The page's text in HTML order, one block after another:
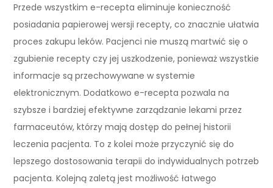
Przede wszystkim e-recepta eliminuje konieczność
posiadania papierowej wersji recepty, co znacznie ułatwia
proces zakupu leków. Pacjenci nie muszą martwić się o
zgubienie recepty czy jej uszkodzenie, ponieważ wszystkie
informacje są przechowywane w systemie
elektronicznym. Dodatkowo e-recepta pozwala na
szybsze i bardziej efektywne zarządzanie lekami przez
farmaceutów, którzy mają dostęp do pełnej historii
leczenia pacjenta. To z kolei może przyczynić się do
lepszego dostosowania terapii do indywidualnych potrzeb
pacjenta. Kolejną zaletą jest możliwość łatwego